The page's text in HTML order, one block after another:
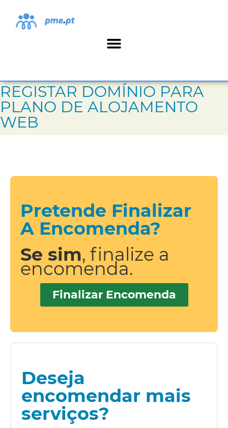
REGISTAR DOMÍNIO PARA
PLANO DE ALOJAMENTO
WEB
Pretende Finalizar
A Encomenda?
Se sim, finalize a
encomenda.
Finalizar Encomenda
Deseja
encomendar mais
serviços?